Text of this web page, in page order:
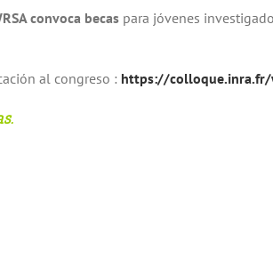
convoca becas para jóvenes
al congreso : https://colloque.inra.fr/